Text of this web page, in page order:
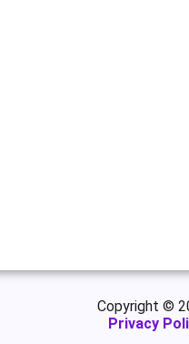
Copyright ©
Privacy